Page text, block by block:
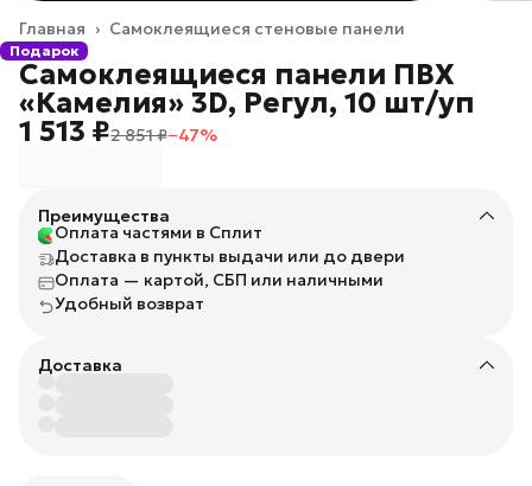
Самоклеящиеся стеновые панели
Главная ›
Подарок
Самоклеящиеся панели ПВХ
«Камелия» 3D, Регул, 10 шт/уп
1 513 ₽2 851 ₽−47%
Преимущества
Оплата частями в Сплит
Доставка в пункты выдачи или до двери
Оплата — картой, СБП или наличными
Удобный возврат
Доставка